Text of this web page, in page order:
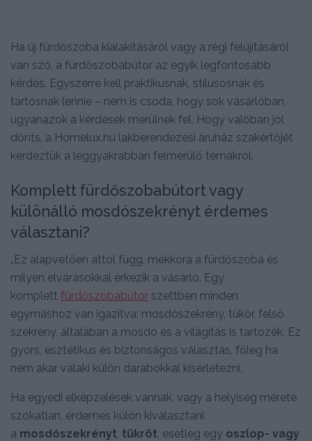
Ha új fürdőszoba kialakításáról vagy a régi felújításáról
van szó, a fürdőszobabútor az egyik legfontosabb
kérdés. Egyszerre kell praktikusnak, stílusosnak és
tartósnak lennie – nem is csoda, hogy sok vásárlóban
ugyanazok a kérdések merülnek fel. Hogy valóban jól
dönts, a Homelux.hu lakberendezési áruház szakértőjét
kérdeztük a leggyakrabban felmerülő témákról.
Komplett fürdőszobabútort vagy
különálló mosdószekrényt érdemes
választani?
„Ez alapvetően attól függ, mekkora a fürdőszoba és
milyen elvárásokkal érkezik a vásárló. Egy
komplett fürdőszobabútor szettben minden
egymáshoz van igazítva: mosdószekrény, tükör, felső
szekrény, általában a mosdó és a világítás is tartozék. Ez
gyors, esztétikus és biztonságos választás, főleg ha
nem akar valaki külön darabokkal kísérletezni.
Ha egyedi elképzelések vannak, vagy a helyiség mérete
szokatlan, érdemes külön kiválasztani
a mosdószekrényt tükröt , esetleg egy oszlop- vagy